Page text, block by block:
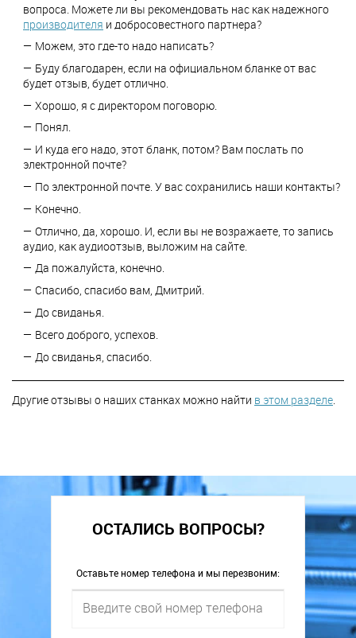
вопроса. Можете ли вы рекомендовать нас как надежного
производителя и добросовестного партнера?
Можем, это где-то надо написать?
Буду благодарен, если на официальном бланке от вас
будет отзыв, будет отлично.
Хорошо, я с директором поговорю.
Понял.
И куда его надо, этот бланк, потом? Вам послать по
электронной почте?
По электронной почте. У вас сохранились наши контакты?
Конечно.
Отлично, да, хорошо. И, если вы не возражаете, то запись
аудио, как аудиоотзыв, выложим на сайте.
Да пожалуйста, конечно.
Спасибо, спасибо вам, Дмитрий.
До свиданья.
Всего доброго, успехов.
До свиданья, спасибо.
Другие отзывы о наших станках можно найти в этом разделе.
ОСТАЛИСЬ ВОПРОСЫ?
Оставьте номер телефона и мы перезвоним: